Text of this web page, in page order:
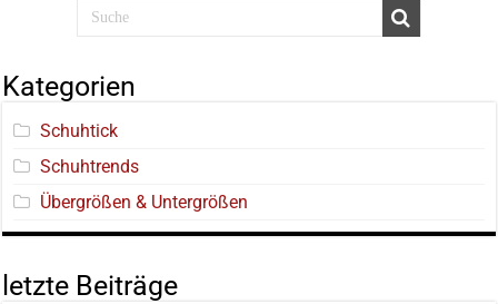
Kategorien
Schuhtick
Schuhtrends
Übergrößen & Untergrößen
letzte Beiträge